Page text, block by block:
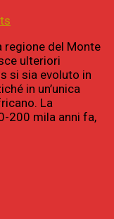
regione del Monte
ulteriori
si sia evoluto in
in un’unica
La
200 mila anni fa,